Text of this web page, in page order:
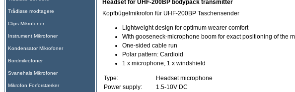
Trådløse modtagere
Clips Mikrofoner
Instrument Mikrofoner
Kondensator Mikrofoner
Bordmikrofoner
Svanehals Mikrofoner
Mikrofon Forforstærker
Headset for UHF-200BP bodypack transmitter
Kopfbügelmikrofon für UHF-200BP Taschensender
Lightweight design for optimum wearer comfort
With gooseneck-microphone boom for exact positioning of the
One-sided cable run
Polar pattern: Cardioid
1 x microphone, 1 x windshield
Type:
Headset microphone
Power supply:
1.5-10V DC